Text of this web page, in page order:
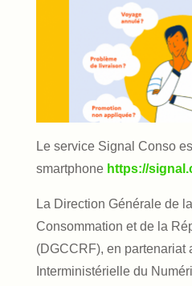
Le service Signal Conso
smartphone https://
La Direction Générale de
Consommation et de la
(DGCCRF), en partenariat
Interministérielle du